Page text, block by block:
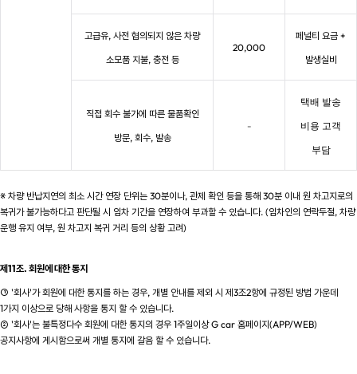
고급유, 사전 협의되지 않은 차량
소모품 지불, 충전 등
20,000
페널티 요금 +
발생실비
직접 회수 불가에 따른 물품확인
방문, 회수, 발송
-
택배 발송
비용 고객
부담
※ 차량 반납지연의 최소 시간 연장 단위는 30분이나, 관제 확인 등을 통해 30분 이내 원 차고지로의
복귀가 불가능하다고 판단될 시 임차 기간을 연장하여 부과할 수 있습니다. (임차인의 연락두절, 차량
운행 유지 여부, 원 차고지 복귀 거리 등의 상황 고려)
제11조. 회원에 대한 통지
① '회사'가 회원에 대한 통지를 하는 경우, 개별 안내를 제외 시 제3조2항에 규정된 방법 가운데
1가지 이상으로 당해 사항을 통지 할 수 있습니다.
② '회사'는 불특정다수 회원에 대한 통지의 경우 1주일이상 G car 홈페이지(APP/WEB)
공지사항에 게시함으로써 개별 통지에 갈음 할 수 있습니다.